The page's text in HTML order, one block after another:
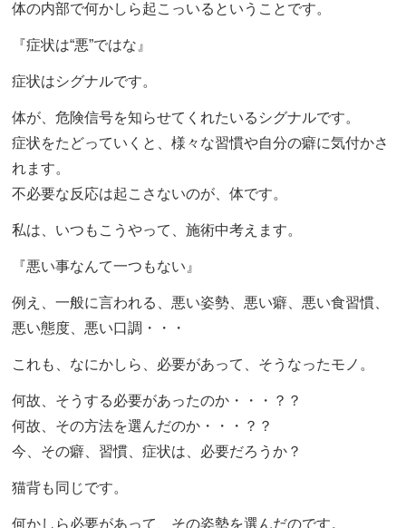
体の内部で何かしら起こっいるということです。
『症状は“悪”ではな』
症状はシグナルです。
体が、危険信号を知らせてくれたいるシグナルです。
症状をたどっていくと、様々な習慣や自分の癖に気付かさ
れます。
不必要な反応は起こさないのが、体です。
私は、いつもこうやって、施術中考えます。
『悪い事なんて一つもない』
例え、一般に言われる、悪い姿勢、悪い癖、悪い食習慣、
悪い態度、悪い口調・・・
これも、なにかしら、必要があって、そうなったモノ。
何故、そうする必要があったのか・・・？？
何故、その方法を選んだのか・・・？？
今、その癖、習慣、症状は、必要だろうか？
猫背も同じです。
何かしら必要があって、その姿勢を選んだのです。